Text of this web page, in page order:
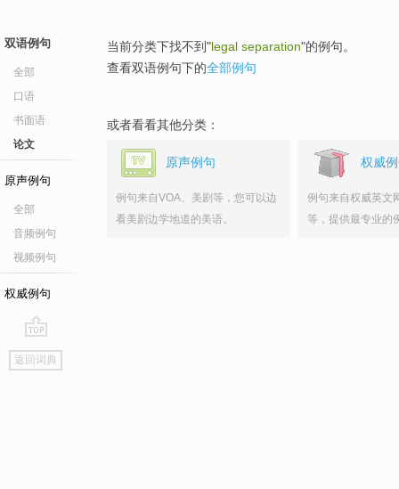
双语例句
全部
口语
书面语
论文
原声例句
全部
音频例句
视频例句
权威例句
go
top
返回词典
当前分类下找不到"legal separation"的例句。
查看双语例句下的全部例句
或者看看其他分类：
原声例句
例句来自VOA、美剧等，您可以边
看美剧边学地道的美语。
权威
例句来自权威英文
等，提供最专业的